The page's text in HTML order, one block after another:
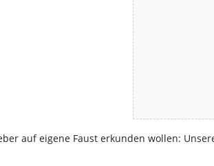
auf eigene Faust erkunden wollen: